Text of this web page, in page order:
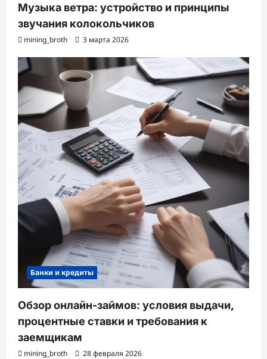
Музыка ветра: устройство и принципы
звучания колокольчиков
mining_broth 3 марта 2026
Банки и кредиты
Обзор онлайн-займов: условия выдачи,
процентные ставки и требования к
заемщикам
mining_broth 28 февраля 2026